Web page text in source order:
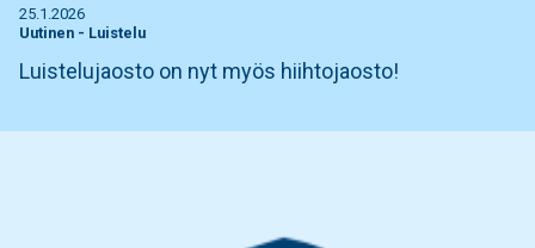
25.1.2026
Uutinen - Luistelu
Luistelujaosto on nyt myös hiihtojaosto!